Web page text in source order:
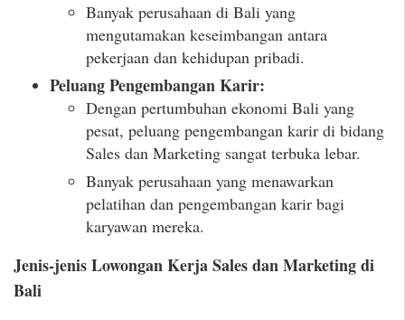
Banyak perusahaan di Bali yang
mengutamakan keseimbangan antara
pekerjaan dan kehidupan pribadi.
Peluang Pengembangan Karir:
Dengan pertumbuhan ekonomi Bali yang
pesat, peluang pengembangan karir di bidang
Sales dan Marketing sangat terbuka lebar.
Banyak perusahaan yang menawarkan
pelatihan dan pengembangan karir bagi
karyawan mereka.
Jenis-jenis Lowongan Kerja Sales dan Marketing di
Bali